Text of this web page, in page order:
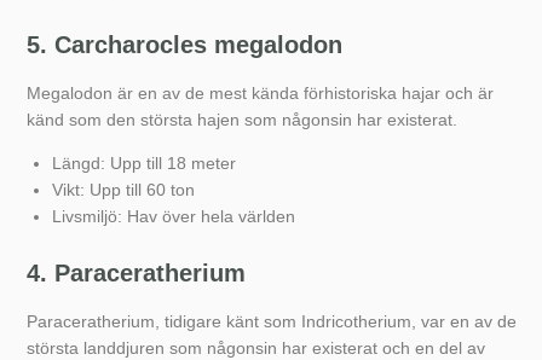
5. Carcharocles megalodon
Megalodon är en av de mest kända förhistoriska hajar och är
känd som den största hajen som någonsin har existerat.
Längd: Upp till 18 meter
Vikt: Upp till 60 ton
Livsmiljö: Hav över hela världen
4. Paraceratherium
Paraceratherium, tidigare känt som Indricotherium, var en av de
största landdjuren som någonsin har existerat och en del av